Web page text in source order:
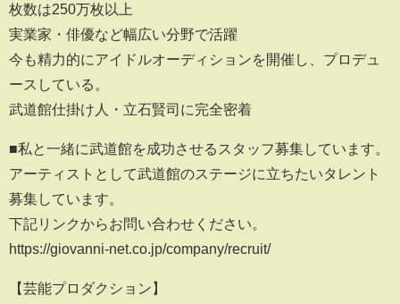
枚数は250万枚以上
実業家・俳優など幅広い分野で活躍
今も精力的にアイドルオーディションを開催し、プロデュ
ースしている。
武道館仕掛け人・立石賢司に完全密着
■私と一緒に武道館を成功させるスタッフ募集しています。
アーティストとして武道館のステージに立ちたいタレント
募集しています。
下記リンクからお問い合わせください。
https://giovanni-net.co.jp/company/recruit/
【芸能プロダクション】